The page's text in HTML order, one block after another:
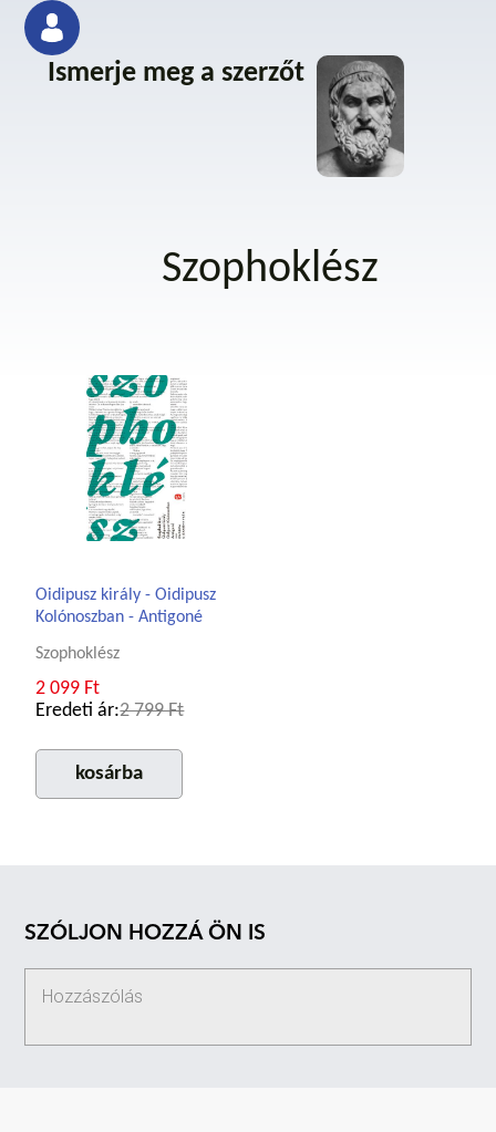
Ismerje meg a szerzőt
Szophoklész
Oidipusz király - Oidipusz
Kolónoszban - Antigoné
Szophoklész
2 099 Ft
Eredeti ár:2 799 Ft
kosárba
SZÓLJON HOZZÁ ÖN IS